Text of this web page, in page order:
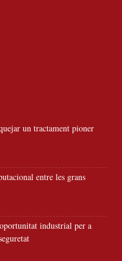
un tractament pioner
entre les grans
industrial per a